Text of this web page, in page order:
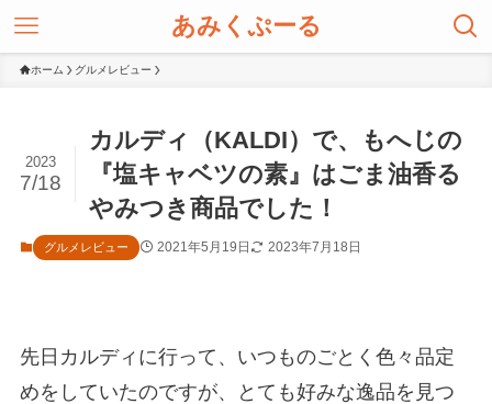
あみくぷーる
ホーム グルメレビュー
カルディ（KALDI）で、もへじの
『塩キャベツの素』はごま油香る
やみつき商品でした！
2023
7/18
グルメレビュー 2021年5月19日 2023年7月18日
先日カルディに行って、いつものごとく色々品定
めをしていたのですが、とても好みな逸品を見つ